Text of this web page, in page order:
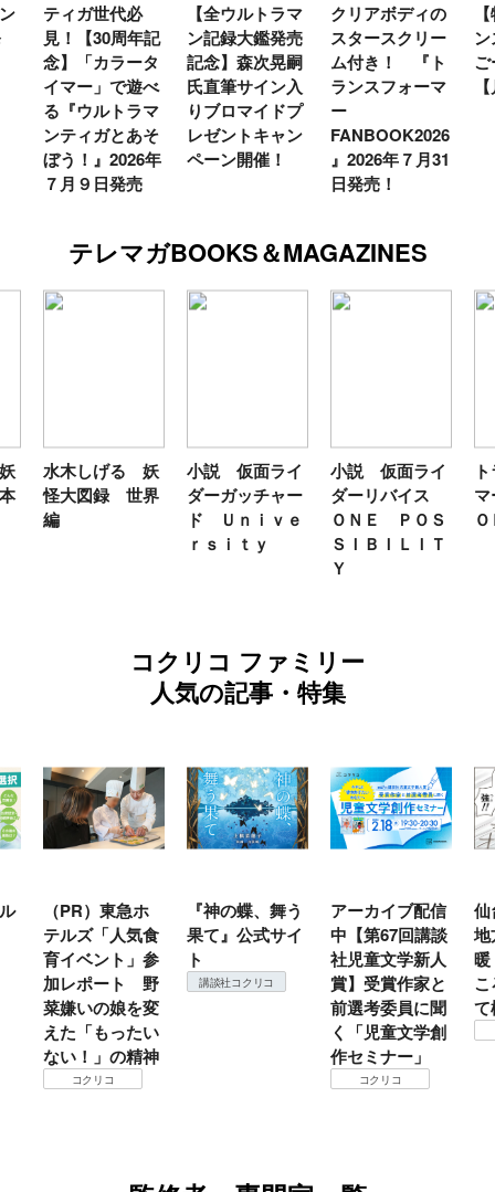
ティガ世代必
見！【30周年記
念】「カラータ
イマー」で遊べ
る『ウルトラマ
ンティガとあそ
ぼう！』2026年
７月９日発売
【全ウルトラマ
ン記録大鑑発売
記念】森次晃嗣
氏直筆サイン入
りブロマイドプ
レゼントキャン
ペーン開催！
クリアボディの
スタースクリー
ム付き！ 『ト
ランスフォーマ
ー
FANBOOK2026
』2026年７月31
日発売！
テレマガBOOKS＆MAGAZINES
水木しげる 妖
怪大図録 世界
編
小説 仮面ライ
ダーガッチャー
ド Ｕｎｉｖｅ
ｒｓｉｔｙ
小説 仮面ライ
ダーリバイス
ＯＮＥ ＰＯＳ
ＳＩＢＩＬＩＴ
Ｙ
コクリコ ファミリー
人気の記事・特集
（PR）東急ホ
テルズ「人気食
育イベント」参
加レポート 野
菜嫌いの娘を変
えた「もったい
ない！」の精神
コクリコ
『神の蝶、舞う
果て』公式サイ
ト
講談社コクリコ
アーカイブ配信
中【第67回講談
社児童文学新人
賞】受賞作家と
前選考委員に聞
く「児童文学創
作セミナー」
コクリコ
仙
地
て